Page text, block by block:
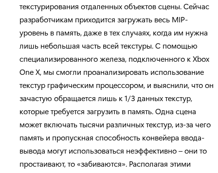
текстурирования отдаленных объектов сцены. Сейчас
разработчикам приходится загружать весь MIP-
уровень в память, даже в тех случаях, когда им нужна
лишь небольшая часть всей текстуры. С помощью
специализированного железа, подключенного к Xbox
One X, мы смогли проанализировать использование
текстур графическим процессором, и выяснили, что он
зачастую обращается лишь к 1/3 данных текстур,
которые требуется загрузить в память. Одна сцена
может включать тысячи различных текстур, из-за чего
память и пропускная способность конвейера ввода-
вывода могут использоваться неэффективно – они то
простаивают, то «забиваются». Располагая этими